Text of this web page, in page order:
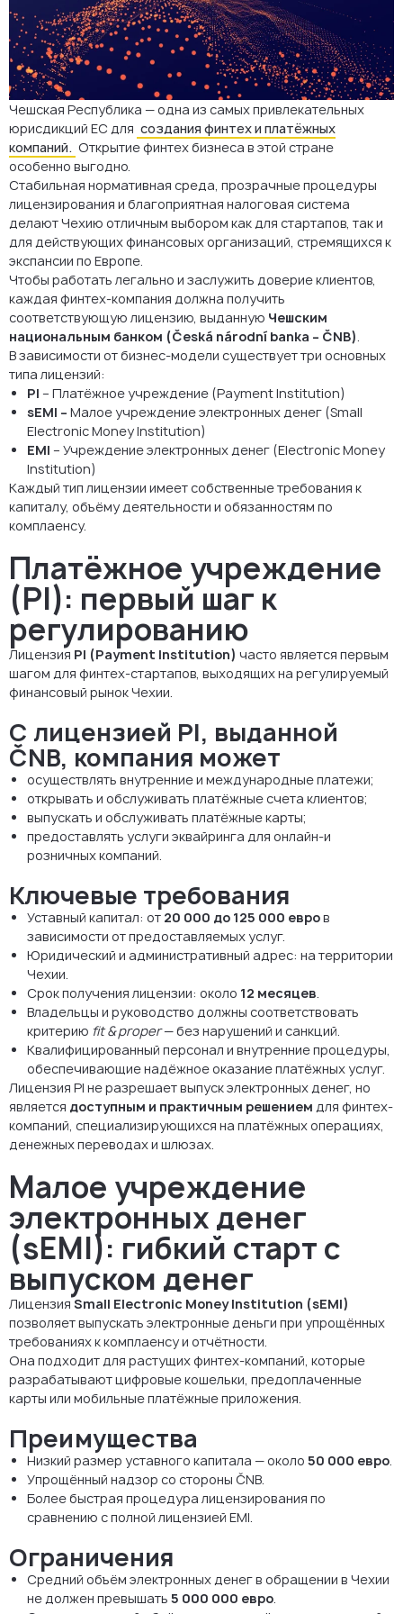
FAQ: Лицензирование финтех-компаний в Чехии
Чешская Республика — одна из самых привлекательных
юрисдикций ЕС для создания финтех и платёжных
компаний. Открытие финтех бизнеса в этой стране
особенно выгодно.
Стабильная нормативная среда, прозрачные процедуры
лицензирования и благоприятная налоговая система
делают Чехию отличным выбором как для стартапов, так и
для действующих финансовых организаций, стремящихся к
экспансии по Европе.
Чтобы работать легально и заслужить доверие клиентов,
каждая финтех-компания должна получить
соответствующую лицензию, выданную Чешским
национальным банком (Česká národní banka – ČNB)
В зависимости от бизнес-модели существует три основных
типа лицензий:
PI – Платёжное учреждение (Payment Institution)
sEMI – Малое учреждение электронных денег (Small
Electronic Money Institution)
EMI – Учреждение электронных денег (Electronic Money
Institution)
Каждый тип лицензии имеет собственные требования к
капиталу, объёму деятельности и обязанностям по
комплаенсу.
Платёжное учреждение
(PI): первый шаг к
регулированию
Лицензия PI (Payment Institution) часто является первым
шагом для финтех-стартапов, выходящих на регулируемый
финансовый рынок Чехии.
С лицензией PI, выданной
ČNB, компания может
осуществлять внутренние и международные платежи;
открывать и обслуживать платёжные счета клиентов;
выпускать и обслуживать платёжные карты;
предоставлять услуги эквайринга для онлайн-и
розничных компаний.
Ключевые требования
Уставный капитал: от 20 000 до 125 000 евров
зависимости от предоставляемых услуг.
Юридический и административный адрес: на территории
Чехии.
Срок получения лицензии: около 12 месяцев
Владельцы и руководство должны соответствовать
критерию fit & proper— без нарушений и санкций.
Квалифицированный персонал и внутренние процедуры,
обеспечивающие надёжное оказание платёжных услуг.
Лицензия PI не разрешает выпуск электронных денег, но
является доступным и практичным решением для финтех-
компаний, специализирующихся на платёжных операциях,
денежных переводах и шлюзах.
Малое учреждение
электронных денег
(sEMI): гибкий старт с
выпуском денег
ЛицензияSmall Electronic Money Institution (sEMI)
позволяет выпускать электронные деньги при упрощённых
требованиях к комплаенсу и отчётности.
Она подходит для растущих финтех-компаний, которые
разрабатывают цифровые кошельки, предоплаченные
карты или мобильные платёжные приложения.
Преимущества
Низкий размер уставного капитала — около 50 000 евро
Упрощённый надзор со стороны ČNB.
Более быстрая процедура лицензирования по
сравнению с полной лицензией EMI.
Ограничения
Средний объём электронных денег в обращении в Чехии
не должен превышать 5 000 000 евро